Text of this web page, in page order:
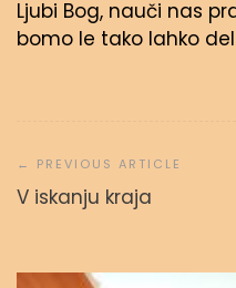
Ljubi Bog, nauči nas
bomo le tako lahko
prispevka
V iskanju kraja